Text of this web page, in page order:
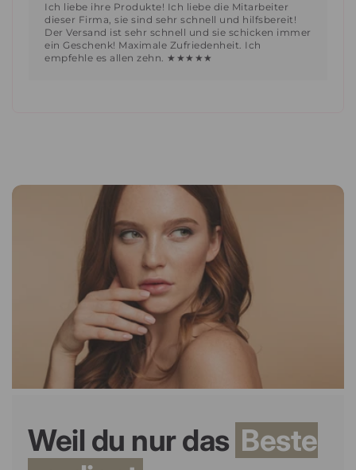
Ich liebe ihre Produkte! Ich liebe die Mitarbeiter
dieser Firma, sie sind sehr schnell und hilfsbereit!
Der Versand ist sehr schnell und sie schicken immer
ein Geschenk! Maximale Zufriedenheit. Ich
empfehle es allen zehn. ★★★★★
Weil du nur das Beste